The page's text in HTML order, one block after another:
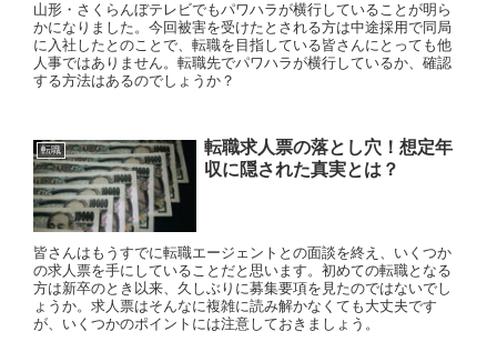
山形・さくらんぼテレビでもパワハラが横行していることが明ら
かになりました。今回被害を受けたとされる方は中途採用で同局
に入社したとのことで、転職を目指している皆さんにとっても他
人事ではありません。転職先でパワハラが横行しているか、確認
する方法はあるのでしょうか？
転職
転職求人票の落とし穴！想定年
収に隠された真実とは？
皆さんはもうすでに転職エージェントとの面談を終え、いくつか
の求人票を手にしていることだと思います。初めての転職となる
方は新卒のとき以来、久しぶりに募集要項を見たのではないでし
ょうか。求人票はそんなに複雑に読み解かなくても大丈夫です
が、いくつかのポイントには注意しておきましょう。